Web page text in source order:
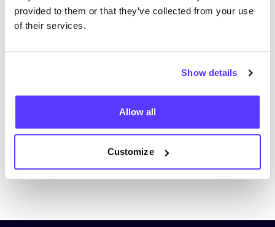
provided to them or that they’ve collected from your use
of their services.
Show details
Allow all
Customize
List